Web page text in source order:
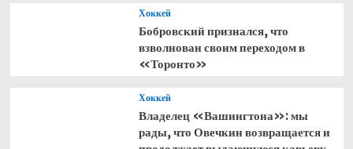
Хоккей
Бобровский признался, что
взволнован своим переходом в
«Торонто»
Хоккей
Владелец «Вашингтона»: мы
рады, что Овечкин возвращается и